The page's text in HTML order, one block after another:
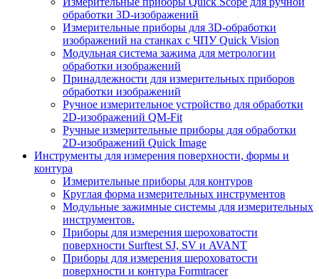
обработки 3D-изображений
Измерительные приборы для 3D-обработки
изображений на станках с ЧПУ Quick Vision
Модульная система зажима для метрологии
обработки изображений
Принадлежности для измерительных приборов
обработки изображений
Ручное измерительное устройство для обработки
2D-изображений QM-Fit
Ручные измерительные приборы для обработки
2D-изображений Quick Image
Инструменты для измерения поверхности, формы и
контура
Измерительные приборы для контуров
Круглая форма измерительных инструментов
Модульные зажимные системы для измерительных
инструментов.
Приборы для измерения шероховатости
поверхности Surftest SJ, SV и AVANT
Приборы для измерения шероховатости
поверхности и контура Formtracer